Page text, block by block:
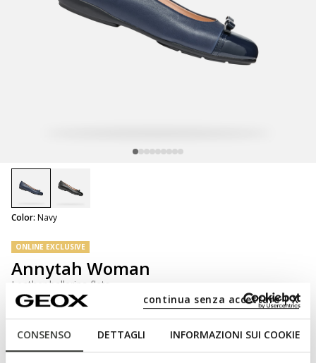
CONSENSO DETTAGLI INFORMAZIONI SUI COOKIE
continua senza accettare | X
ONLINE EXCLUSIVE
Annytah Woman
Leather ballerina flats
Color: Navy
selected
NOT SHOPPABLE